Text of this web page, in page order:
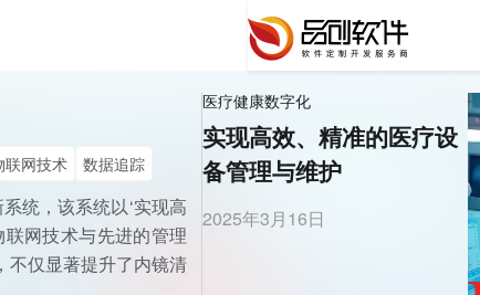
联网技术 数据追踪
统，该系统以‘实现高
网技术与先进的管理
不仅显著提升了内镜清
医疗健康数字化
实现高效、精准的医疗设
备管理与维护
2025年3月16日